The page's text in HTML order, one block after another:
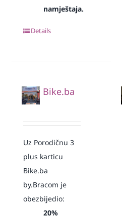
namještaja.
Details
Bike.ba
Uz Porodičnu 3
plus karticu
Bike.ba
by.Bracom je
obezbijedio:
20%